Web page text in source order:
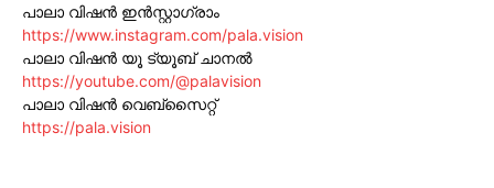
പാലാ വിഷൻ ഇൻസ്റ്റാഗ്രാം
https://www.instagram.com/pala.vision
പാലാ വിഷൻ യൂ ട്യൂബ് ചാനൽ
https://youtube.com/@palavision
പാലാ വിഷൻ വെബ്സൈറ്റ്
https://pala.vision